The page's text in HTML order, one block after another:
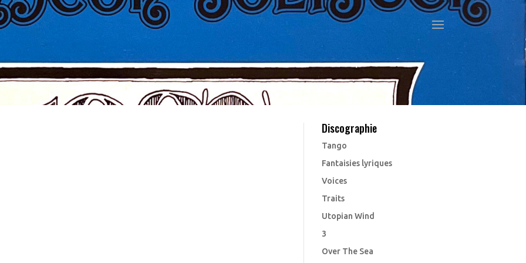
Discographie
Tango
Fantaisies lyriques
Voices
Traits
Utopian Wind
3
Over The Sea